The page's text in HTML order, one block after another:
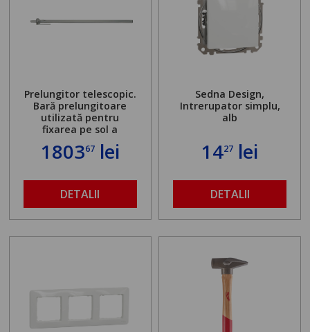
Prelungitor telescopic.
Bară prelungitoare
utilizată pentru
fixarea pe sol a
găurit în locul
maximă admisă de 500
kg și înălțime reglabilă
de la 1,8 la 2,9 m
180367lei
DETALII
Sedna Design,
Intrerupator simplu,
alb
1427 lei
DETALII